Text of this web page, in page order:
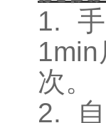
1.
次。
2.